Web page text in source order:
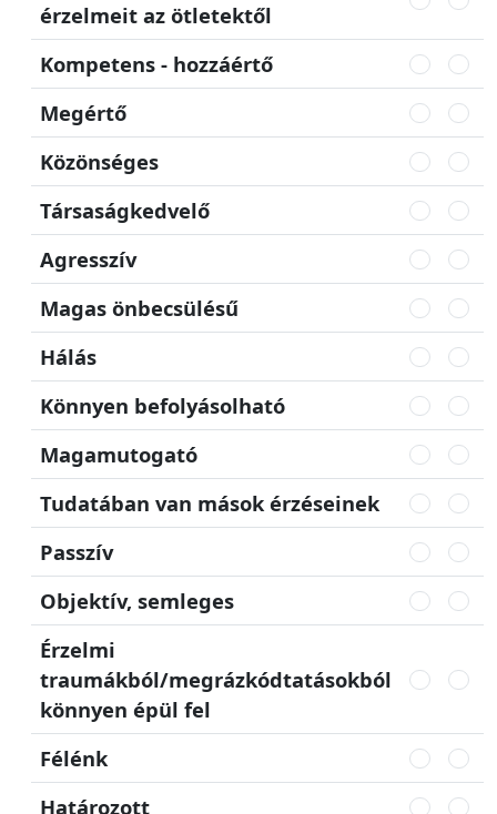
érzelmeit az ötletektől
Kompetens - hozzáértő
Megértő
Közönséges
Társaságkedvelő
Agresszív
Magas önbecsülésű
Hálás
Könnyen befolyásolható
Magamutogató
Tudatában van mások érzéseinek
Passzív
Objektív, semleges
Érzelmi
traumákból/megrázkódtatásokból
könnyen épül fel
Félénk
Határozott